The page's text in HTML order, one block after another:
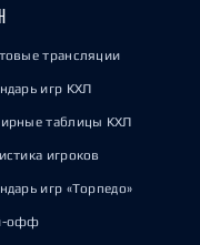
трансляции
игр КХЛ
таблицы КХЛ
игроков
игр «Торпедо»
офф